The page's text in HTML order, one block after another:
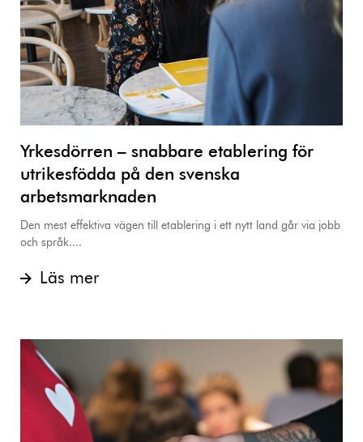
Yrkesdörren – snabbare etablering för
utrikesfödda på den svenska
arbetsmarknaden
Den mest effektiva vägen till etablering i ett nytt land går via jobb
och språk....
Läs mer